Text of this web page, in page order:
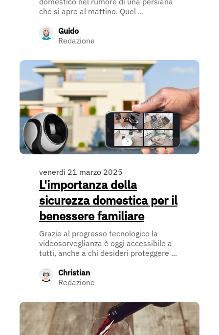
che si apre al mattino. Quel ...
Guido
Redazione
venerdì 21 marzo 2025
L'importanza della
sicurezza domestica per il
benessere familiare
Grazie al progresso tecnologico la
videosorveglianza è oggi accessibile a
tutti, anche a chi desideri proteggere ...
Christian
Redazione